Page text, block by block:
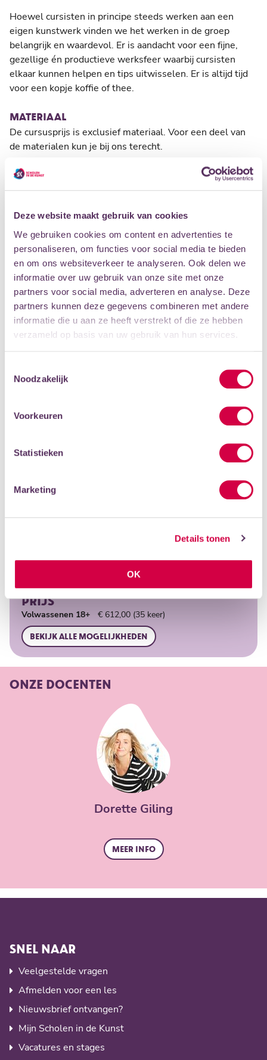
Deze website maakt gebruik van cookies
We gebruiken cookies om content en advertenties te
personaliseren, om functies voor social media te bieden
en om ons websiteverkeer te analyseren. Ook delen we
informatie over uw gebruik van onze site met onze
partners voor social media, adverteren en analyse. Deze
partners kunnen deze gegevens combineren met andere
informatie die u aan ze heeft verstrekt of die ze hebben
verzameld op basis van uw gebruik van hun services.
Noodzakelijk
Voorkeuren
Statistieken
Marketing
Details tonen
OK
Hoewel cursisten in principe steeds werken aan een
eigen kunstwerk vinden we het werken in de groep
belangrijk en waardevol. Er is aandacht voor een fijne,
gezellige én productieve werksfeer waarbij cursisten
elkaar kunnen helpen en tips uitwisselen. Er is altijd tijd
voor een kopje koffie of thee.
MATERIAAL
De cursusprijs is exclusief materiaal. Voor een deel van
de materialen kun je bij ons terecht.
Voor een eenmalig bedrag van € 50,- kun je gedurende
het cursusjaar gebruik maken van de aanwezige
je aangeven bij je docent. Het bedrag komt dan op de
Het werk wordt door ons afgebakken.
PRAKTISCHE INFORMATIE
De cursus wordt gepland in een periode van 35 weken en
bestaat uit 30 lessen mét docent en 5 bijeenkomsten
zonder docent. In die 5 bijeenkomsten ben je, samen met
je medecursisten, zelfstandig aan het werk.
MOGELIJKHEDEN
Type
PRIJS
Volwassenen 18+ € 612,00 (35 keer)
Bekijk alle mogelijkheden
ONZE DOCENTEN
Dorette Giling
Meer info
SNEL NAAR
Veelgestelde vragen
Afmelden voor een les
Nieuwsbrief ontvangen?
Mijn Scholen in de Kunst
Vacatures en stages